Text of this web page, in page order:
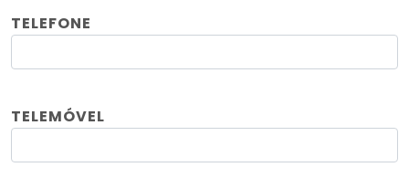
TELEFONE
TELEMÓVEL